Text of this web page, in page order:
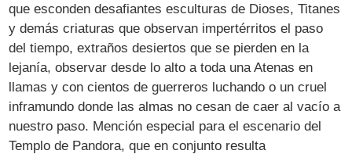
que esconden desafiantes esculturas de Dioses, Titanes
y demás criaturas que observan impertérritos el paso
del tiempo, extraños desiertos que se pierden en la
lejanía, observar desde lo alto a toda una Atenas en
llamas y con cientos de guerreros luchando o un cruel
inframundo donde las almas no cesan de caer al vacío a
nuestro paso. Mención especial para el escenario del
Templo de Pandora, que en conjunto resulta